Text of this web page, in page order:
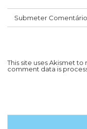
This site uses Akismet to
comment data is